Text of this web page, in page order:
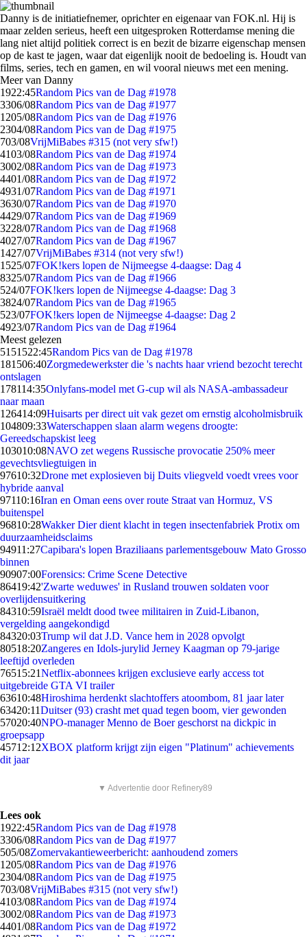
Danny is de initiatiefnemer, oprichter en eigenaar van FOK.nl. Hij is
maar zelden serieus, heeft een uitgesproken Rotterdamse mening die
lang niet altijd politiek correct is en bezit de bizarre eigenschap mensen
op de kast te jagen, waar dat eigenlijk nooit de bedoeling is. Houdt van
films, series, tech en gamen, en wil vooral nieuws met een mening.
Meer van Danny
1922:45Random Pics van de Dag #1978
3306/08Random Pics van de Dag #1977
1205/08Random Pics van de Dag #1976
2304/08Random Pics van de Dag #1975
703/08VrijMiBabes #315 (not very sfw!)
4103/08Random Pics van de Dag #1974
3002/08Random Pics van de Dag #1973
4401/08Random Pics van de Dag #1972
4931/07Random Pics van de Dag #1971
3630/07Random Pics van de Dag #1970
4429/07Random Pics van de Dag #1969
3228/07Random Pics van de Dag #1968
4027/07Random Pics van de Dag #1967
1427/07VrijMiBabes #314 (not very sfw!)
1525/07FOK!kers lopen de Nijmeegse 4-daagse: Dag 4
8325/07Random Pics van de Dag #1966
524/07FOK!kers lopen de Nijmeegse 4-daagse: Dag 3
3824/07Random Pics van de Dag #1965
523/07FOK!kers lopen de Nijmeegse 4-daagse: Dag 2
4923/07Random Pics van de Dag #1964
Meest gelezen
5151522:45Random Pics van de Dag #1978
181506:40Zorgmedewerkster die 's nachts haar vriend bezocht terecht
ontslagen
178114:35Onlyfans-model met G-cup wil als NASA-ambassadeur
naar maan
126414:09Huisarts per direct uit vak gezet om ernstig alcoholmisbruik
104809:33Waterschappen slaan alarm wegens droogte:
Gereedschapskist leeg
103010:08NAVO zet wegens Russische provocatie 250% meer
gevechtsvliegtuigen in
97610:32Drone met explosieven bij Duits vliegveld voedt vrees voor
hybride aanval
97110:16Iran en Oman eens over route Straat van Hormuz, VS
buitenspel
96810:28Wakker Dier dient klacht in tegen insectenfabriek Protix om
duurzaamheidsclaims
94911:27Capibara's lopen Braziliaans parlementsgebouw Mato Grosso
binnen
90907:00Forensics: Crime Scene Detective
86419:42'Zwarte weduwes' in Rusland trouwen soldaten voor
overlijdensuitkering
84310:59Israël meldt dood twee militairen in Zuid-Libanon,
vergelding aangekondigd
84320:03Trump wil dat J.D. Vance hem in 2028 opvolgt
80518:20Zangeres en Idols-jurylid Jerney Kaagman op 79-jarige
leeftijd overleden
76515:21Netflix-abonnees krijgen exclusieve early access tot
uitgebreide GTA VI trailer
63610:48Hiroshima herdenkt slachtoffers atoombom, 81 jaar later
63420:11Duitser (93) crasht met quad tegen boom, vier gewonden
57020:40NPO-manager Menno de Boer geschorst na dickpic in
groepsapp
45712:12XBOX platform krijgt zijn eigen "Platinum" achievements
dit jaar
▼ Advertentie door Refinery89
Lees ook
1922:45Random Pics van de Dag #1978
3306/08Random Pics van de Dag #1977
505/08Zomervakantieweerbericht: aanhoudend zomers
1205/08Random Pics van de Dag #1976
2304/08Random Pics van de Dag #1975
703/08VrijMiBabes #315 (not very sfw!)
4103/08Random Pics van de Dag #1974
3002/08Random Pics van de Dag #1973
4401/08Random Pics van de Dag #1972